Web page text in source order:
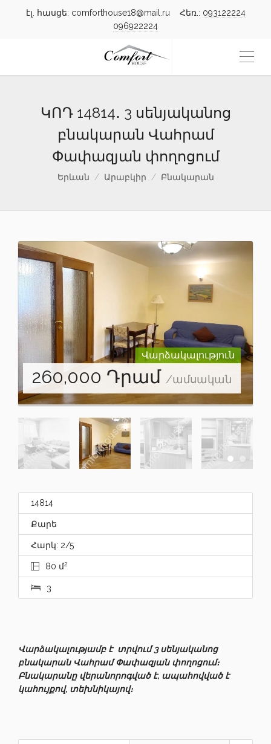
էլ. հասցե: comforthouse18@mail.ru Հեռ.: 093122224
096922224
ԿՈԴ 14814․ 3 սենյականոց
բնակարան Վահրամ
Փափազյան փողոցում
Երևան Արաբկիր Բնակարան
Վարձակալություն
260,000 Դրամ /ամսական
14814
Քարե
Հարկ: 2/5
80 մ2
3
Վարձակալությամբ է տրվում 3 սենյականոց
բնակարան Վահրամ Փափազյան փողոցում։
Բնակարանը վերանորոգված է, ապահովված է
կահույքով, տեխնիկայով։